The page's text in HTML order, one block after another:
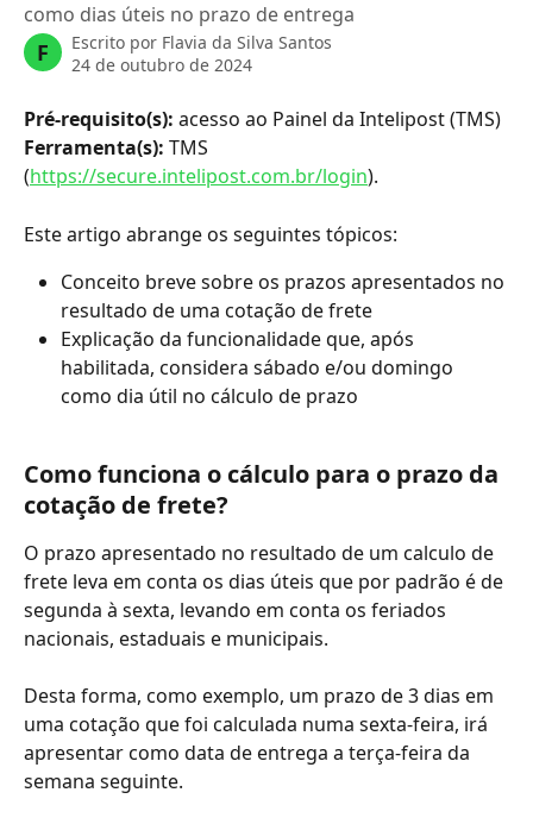
como dias úteis no prazo de entrega
F Escrito por Flavia da Silva Santos
24 de outubro de 2024
Pré-requisito(s): acesso ao Painel da Intelipost (TMS)
Ferramenta(s): TMS
(https://secure.intelipost.com.br/login).
Este artigo abrange os seguintes tópicos:
Conceito breve sobre os prazos apresentados no
resultado de uma cotação de frete
Explicação da funcionalidade que, após
habilitada, considera sábado e/ou domingo
como dia útil no cálculo de prazo
Como funciona o cálculo para o prazo da
cotação de frete?
O prazo apresentado no resultado de um calculo de
frete leva em conta os dias úteis que por padrão é de
segunda à sexta, levando em conta os feriados
nacionais, estaduais e municipais.
Desta forma, como exemplo, um prazo de 3 dias em
uma cotação que foi calculada numa sexta-feira, irá
apresentar como data de entrega a terça-feira da
semana seguinte.